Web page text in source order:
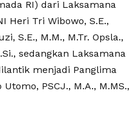
RI) dari Laksamana
Heri Tri Wibowo, S.E.,
S.E., M.M., M.Tr. Opsla.,
sedangkan Laksamana
menjadi Panglima
PSCJ., M.A., M.MS.,